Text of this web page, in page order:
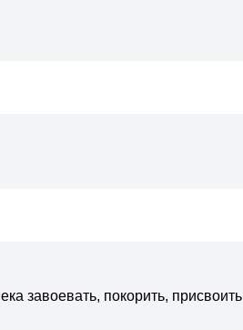
завоевать, покорить, присвоить